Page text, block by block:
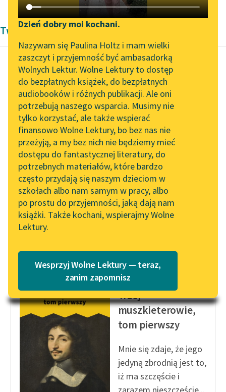
Katalog DAISY
Podkasty o książkach
Zgłoś brak utworu
Aktualności
Byliśmy częścią AI Impact
Lab
Zapraszamy na spotkanie
online z tłumaczkami
literatury skandynawskiej
Spotkanie z Katarzyną
Tunkiel w Oslo
Wolne Lektury na 32.
Pol’and’Rock Festivalu
„Kochanek Lady
Chatterley” do słuchania
na Wolnych Lekturach
Blog
Lektury szkolne i klasyka
literatury do słuchania dla
uczennic i uczniów z
niepełnosprawnościami
E-kolekcja lektur
szkolnych i literatury do
słuchania dla uczennic i
uczniów z
Narzędzia
Mapa Wolnych Lektur
Leśmianator
Przewodnik dla piszących i
czytających
API
OAI-PMH
Widget Wolnych Lektur
Przypisy
Katalog w formacie PDF
Dzień dobry moi kochani.
Nazywam się Paulina Holtz i mam wielki
zaszczyt i przyjemność być ambasadorką
Wolnych Lektur. Wolne Lektury to dostęp
do bezpłatnych książek, do bezpłatnych
audiobooków i różnych publikacji. Ale oni
potrzebują naszego wsparcia. Musimy nie
tylko korzystać, ale także wspierać
finansowo Wolne Lektury, bo bez nas nie
przeżyją, a my bez nich nie będziemy mieć
dostępu do fantastycznej literatury, do
potrzebnych materiałów, które bardzo
często przydają się naszym dzieciom w
szkołach albo nam samym w pracy, albo
po prostu do przyjemności, jaką dają nam
książki. Także kochani, wspierajmy Wolne
Lektury.
Wesprzyj Wolne Lektury — teraz,
zanim zapomnisz
Twórczość Aleksandra Dumas
Aleksander Dumas (ojciec)
Trzej
muszkieterowie,
tom pierwszy
A co za rozpacz widzieć
ukochaną kobietę
pragnącą tysiąca
drobnostek
składających się na jej
szczęście...
Aleksander Dumas (ojciec)
Trzej
muszkieterowie,
tom pierwszy
Mnie się zdaje, że jego
jedyną zbrodnią jest to,
iż ma szczęście i